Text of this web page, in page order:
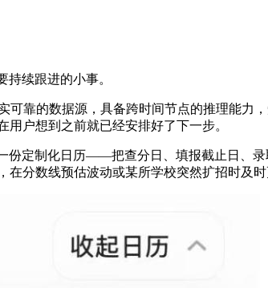
续跟进的小事。
靠的数据源，具备跨时间节点的推理能力
户想到之前就已经安排好了下一步。
份定制化日历——把查分日、填报截止日、
分数线预估波动或某所学校突然扩招时及时